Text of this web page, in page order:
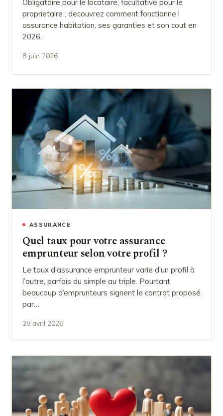
Obligatoire pour le locataire, facultative pour le
proprietaire : decouvrez comment fonctionne l
assurance habitation, ses garanties et son cout en
2026.
8 juin 2026
ASSURANCE
Quel taux pour votre assurance
emprunteur selon votre profil ?
Le taux d’assurance emprunteur varie d’un profil à
l’autre, parfois du simple au triple. Pourtant,
beaucoup d’emprunteurs signent le contrat proposé
par…
28 avril 2026